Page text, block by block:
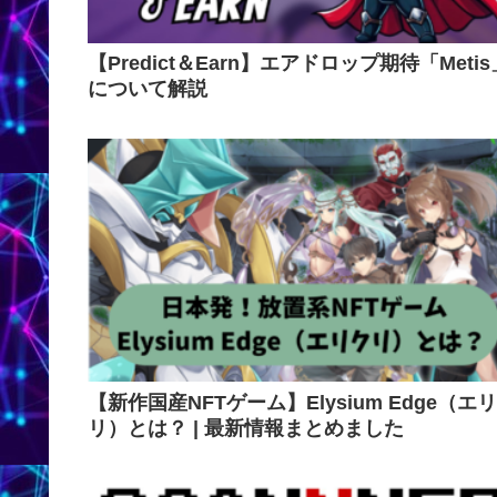
【Predict＆Earn】エアドロップ期待「Metis
について解説
【新作国産NFTゲーム】Elysium Edge（エ
リ）とは？ | 最新情報まとめました